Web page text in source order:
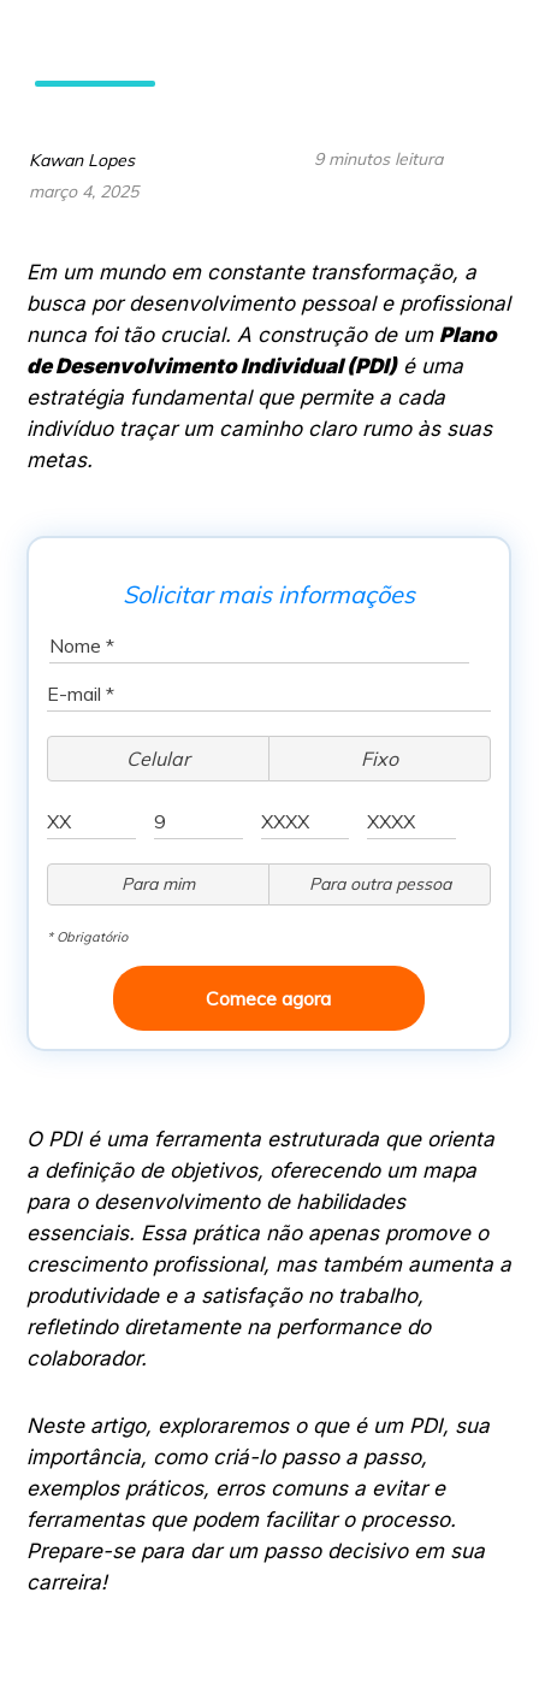
Kawan Lopes
março 4, 2025
9 minutos leitura
Em um mundo em constante transformação, a
busca por desenvolvimento pessoal e profissional
nunca foi tão crucial. A construção de um Plano
de Desenvolvimento Individual (PDI)é uma
estratégia fundamental que permite a cada
indivíduo traçar um caminho claro rumo às suas
metas.
Solicitar mais informações
Celular Fixo
Para mim Para outra pessoa
* Obrigatório
Comece agora
O PDI é uma ferramenta estruturada que orienta
a definição de objetivos, oferecendo um mapa
para o desenvolvimento de habilidades
essenciais. Essa prática não apenas promove o
crescimento profissional, mas também aumenta a
produtividade e a satisfação no trabalho,
refletindo diretamente na performance do
colaborador.
Neste artigo, exploraremos o que é um PDI, sua
importância, como criá-lo passo a passo,
exemplos práticos, erros comuns a evitar e
ferramentas que podem facilitar o processo.
Prepare-se para dar um passo decisivo em sua
carreira!